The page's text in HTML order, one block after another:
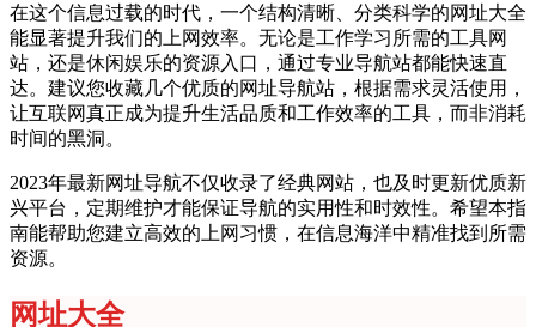
在这个信息过载的时代，一个结构清晰、分类科学的网址大全
能显著提升我们的上网效率。无论是工作学习所需的工具网
站，还是休闲娱乐的资源入口，通过专业导航站都能快速直
达。建议您收藏几个优质的网址导航站，根据需求灵活使用，
让互联网真正成为提升生活品质和工作效率的工具，而非消耗
时间的黑洞。
2023年最新网址导航不仅收录了经典网站，也及时更新优质新
兴平台，定期维护才能保证导航的实用性和时效性。希望本指
南能帮助您建立高效的上网习惯，在信息海洋中精准找到所需
资源。
网址大全